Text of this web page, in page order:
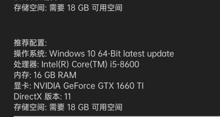
存储空间: 需要 18 GB 可用空间
推荐配置:
操作系统: Windows 10 64-Bit latest update
处理器: Intel(R) Core(TM) i5-8600
内存: 16 GB RAM
显卡: NVIDIA GeForce GTX 1660 TI
DirectX 版本: 11
存储空间: 需要 18 GB 可用空间